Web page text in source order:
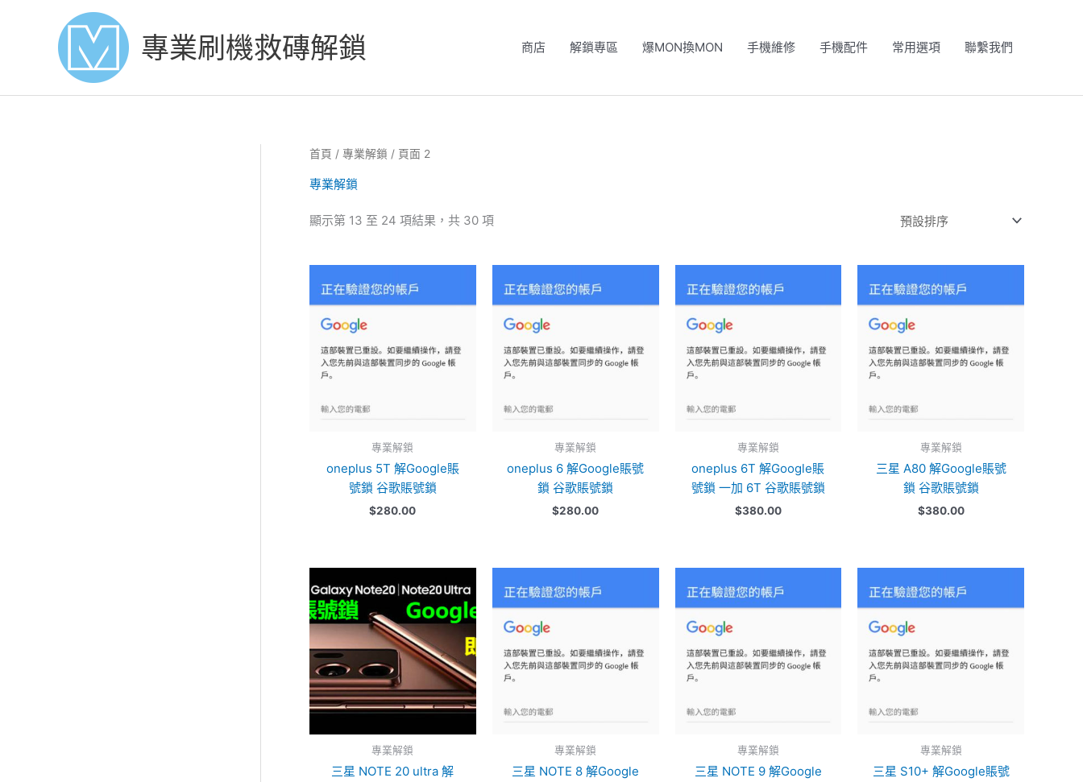
專業刷機救磚解鎖 商店 解鎖專區 爆MON換MON 手機維修 手機配件 常用選項 聯繫我們
首頁 / 專業解鎖 / 頁面 2
專業解鎖
顯示第 13 至 24 項結果，共 30 項
專業解鎖
oneplus 5T 解Google賬
號鎖 谷歌賬號鎖
$280.00
專業解鎖
oneplus 6 解Google賬號
鎖 谷歌賬號鎖
$280.00
專業解鎖
oneplus 6T 解Google賬
號鎖 一加 6T 谷歌賬號鎖
$380.00
專業解鎖
三星 A80 解Google賬號
鎖 谷歌賬號鎖
$380.00
專業解鎖
三星 NOTE 20 ultra 解
專業解鎖
三星 NOTE 8 解Google
專業解鎖
三星 NOTE 9 解Google
專業解鎖
三星 S10+ 解Google賬號